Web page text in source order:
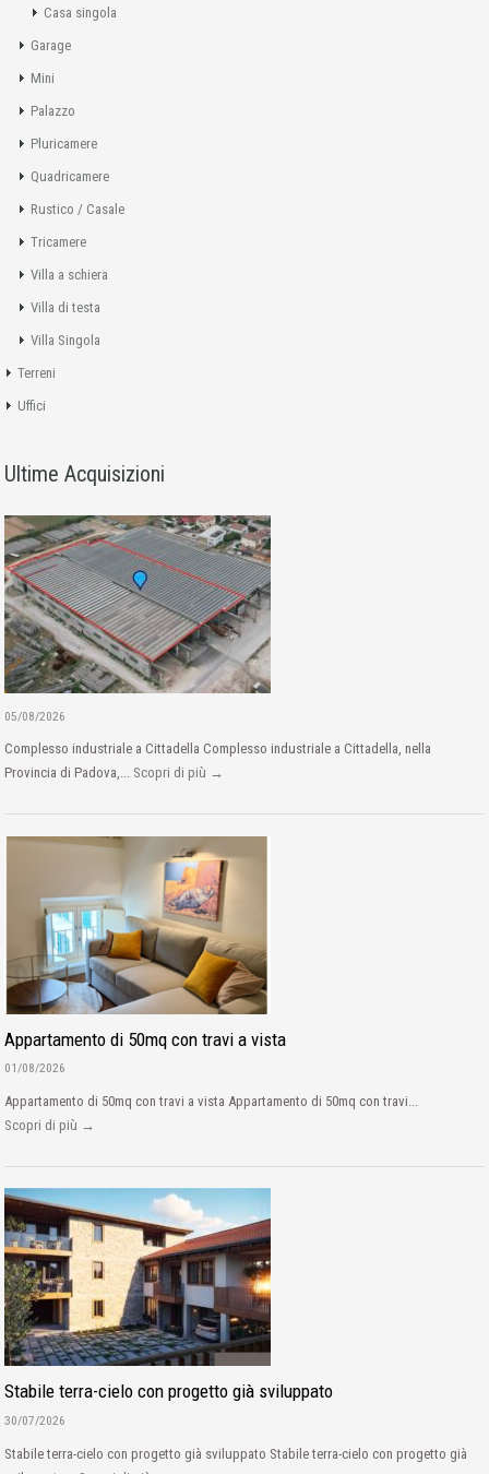
Casa singola
Garage
Mini
Palazzo
Pluricamere
Quadricamere
Rustico / Casale
Tricamere
Villa a schiera
Villa di testa
Villa Singola
Terreni
Uffici
Ultime Acquisizioni
05/08/2026
Complesso industriale a Cittadella Complesso industriale a Cittadella, nella
Provincia di Padova,... Scopri di più →
Appartamento di 50mq con travi a vista
01/08/2026
Appartamento di 50mq con travi a vista Appartamento di 50mq con travi...
Scopri di più →
Stabile terra-cielo con progetto già sviluppato
30/07/2026
Stabile terra-cielo con progetto già sviluppato Stabile terra-cielo con progetto già